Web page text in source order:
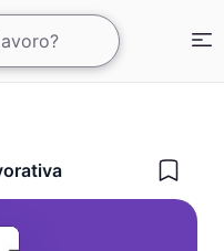
per ristorante